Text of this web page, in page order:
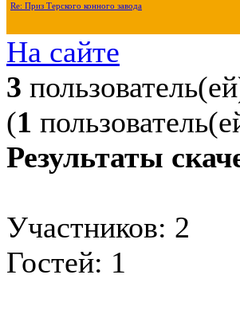
Re: Приз Терского конного завода
На сайте
3
(1
Результаты
Участников: 2
Гостей: 1